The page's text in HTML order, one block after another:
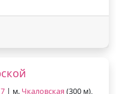
| м. Чкаловская (300 м),